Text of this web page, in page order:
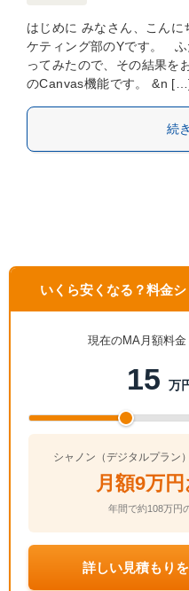
はじめに みなさん、こん
ケティング部のYです。 ふ
ってみたので、その結果を
のCanvas機能です。 &n
続
いくら安くなる？料金
現在のMA月額料金
15 万
シャノン（デジタルプラン
月額9万
年間で約108万円
詳しい見積もり